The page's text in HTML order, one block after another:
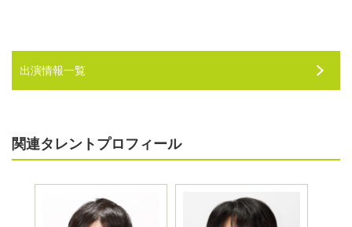
出演情報一覧
関連タレントプロフィール